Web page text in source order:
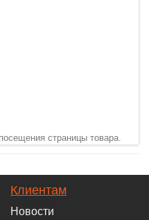
страницы товара.
Клиентам
Новости